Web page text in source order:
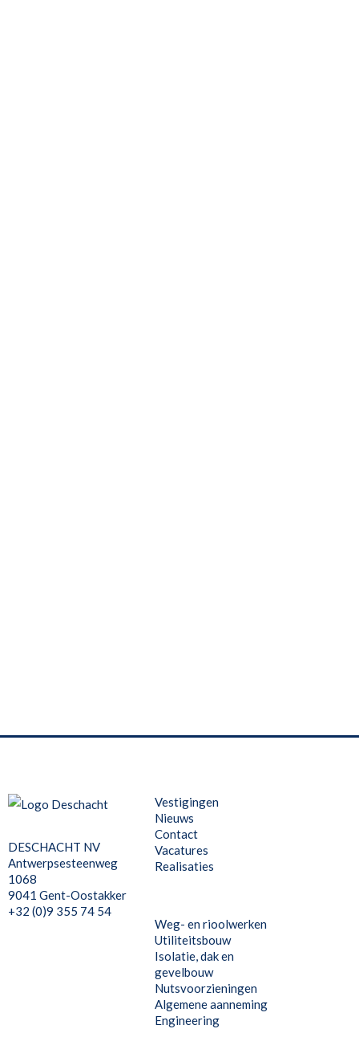
DESCHACHT NV
Antwerpsesteenweg
1068
9041 Gent-Oostakker
+32 (0)9 355 74 54
Vestigingen
Nieuws
Contact
Vacatures
Realisaties
Weg- en rioolwerken
Utiliteitsbouw
Isolatie, dak en
gevelbouw
Nutsvoorzieningen
Algemene aanneming
Engineering